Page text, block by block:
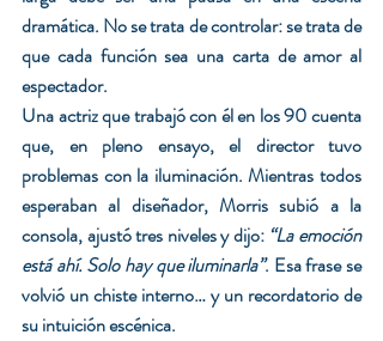
dramática. No se trata de controlar: se trata de
que cada función sea una carta de amor al
espectador.
Una actriz que trabajó con él en los 90 cuenta
que, en pleno ensayo, el director tuvo
problemas con la iluminación. Mientras todos
esperaban al diseñador, Morris subió a la
consola, ajustó tres niveles y dijo: “La emoción
está ahí. Solo hay que iluminarla”. Esa frase se
volvió un chiste interno… y un recordatorio de
su intuición escénica.